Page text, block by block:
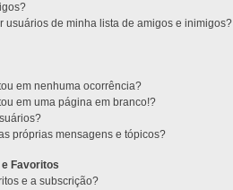
usuários de minha lista de amigos e inimigos?
em nenhuma ocorrência?
em uma página em branco!?
próprias mensagens e tópicos?
Favoritos
e a subscrição?